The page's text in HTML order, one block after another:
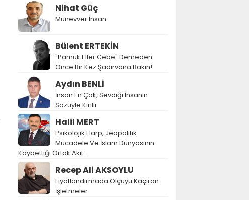
Nihat Güç
Münevver İnsan
Bülent ERTEKİN
"Pamuk Eller Cebe" Demeden
Önce Bir Kez Şadırvana Bakın!
Aydın BENLİ
İnsan En Çok, Sevdiği İnsanın
Sözüyle Kırılır
Halil MERT
Psikolojik Harp, Jeopolitik
Mücadele Ve İslam Dünyasının
Kaybettiği Ortak Akıl…
Recep Ali AKSOYLU
Fiyatlandırmada Ölçüyü Kaçıran
İşletmeler